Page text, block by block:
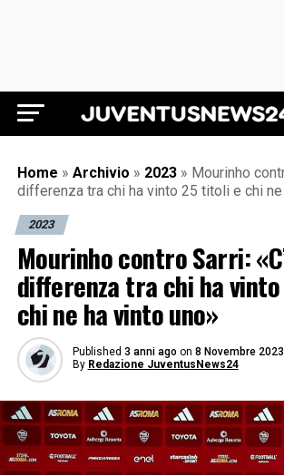
Juventus News 24
Home » Archivio » 2023 » Mourinho
differenza tra chi ha vinto 25 titoli e chi ne
2023
Mourinho contro Sarri:
differenza tra chi ha
chi ne ha vinto uno»
Published 3 anni ago on 8 Novembre 2023
By Redazione JuventusNews24